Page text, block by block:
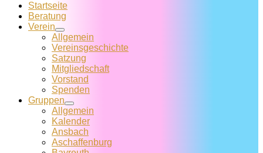
Startseite
Beratung
Verein
Allgemein
Vereins­geschichte
Satzung
Mitglied­schaft
Vorstand
Spenden
Gruppen
Allgemein
Kalender
Ansbach
Aschaffenburg